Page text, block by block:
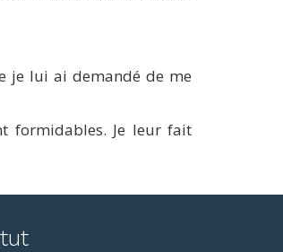
je lui ai demandé de me
formidables. Je leur fait